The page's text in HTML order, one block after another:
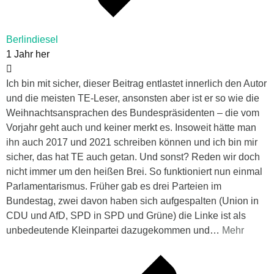
Berlindiesel
1 Jahr her
Ich bin mit sicher, dieser Beitrag entlastet innerlich den Autor
und die meisten TE-Leser, ansonsten aber ist er so wie die
Weihnachtsansprachen des Bundespräsidenten – die vom
Vorjahr geht auch und keiner merkt es. Insoweit hätte man
ihn auch 2017 und 2021 schreiben können und ich bin mir
sicher, das hat TE auch getan. Und sonst? Reden wir doch
nicht immer um den heißen Brei. So funktioniert nun einmal
Parlamentarismus. Früher gab es drei Parteien im
Bundestag, zwei davon haben sich aufgespalten (Union in
CDU und AfD, SPD in SPD und Grüne) die Linke ist als
unbedeutende Kleinpartei dazugekommen und … Mehr